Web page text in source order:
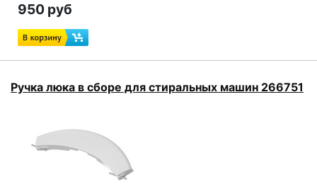
950 руб
Ручка люка в сборе для стиральных машин 266751